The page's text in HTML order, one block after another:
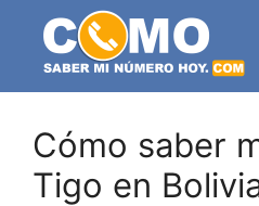
contenido
Cómo saber
Tigo en